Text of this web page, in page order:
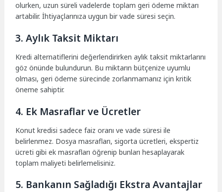
olurken, uzun süreli vadelerde toplam geri ödeme miktarı
artabilir. İhtiyaçlarınıza uygun bir vade süresi seçin.
3. Aylık Taksit Miktarı
Kredi alternatiflerini değerlendirirken aylık taksit miktarlarını
göz önünde bulundurun. Bu miktarın bütçenize uyumlu
olması, geri ödeme sürecinde zorlanmamanız için kritik
öneme sahiptir.
4. Ek Masraflar ve Ücretler
Konut kredisi sadece faiz oranı ve vade süresi ile
belirlenmez. Dosya masrafları, sigorta ücretleri, ekspertiz
ücreti gibi ek masrafları öğrenip bunları hesaplayarak
toplam maliyeti belirlemelisiniz.
5. Bankanın Sağladığı Ekstra Avantajlar